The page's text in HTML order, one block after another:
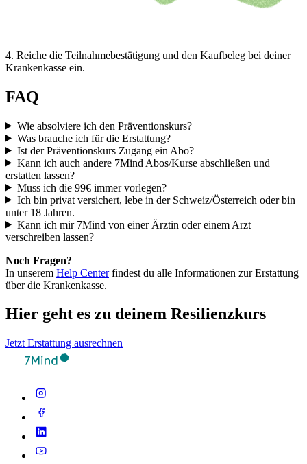
4. Reiche die Teilnahmebestätigung und den Kaufbeleg bei deiner
Krankenkasse ein.
FAQ
Wie absolviere ich den Präventionskurs?
Was brauche ich für die Erstattung?
Ist der Präventionskurs Zugang ein Abo?
Kann ich auch andere 7Mind Abos/Kurse abschließen und
erstatten lassen?
Muss ich die 99€ immer vorlegen?
Ich bin privat versichert, lebe in der Schweiz/Österreich oder bin
unter 18 Jahren.
Kann ich mir 7Mind von einer Ärztin oder einem Arzt
verschreiben lassen?
Noch Fragen?
In unserem Help Centerfindest du alle Informationen zur Erstattung
über die Krankenkasse.
Hier geht es zu deinem Resilienzkurs
Jetzt Erstattung ausrechnen